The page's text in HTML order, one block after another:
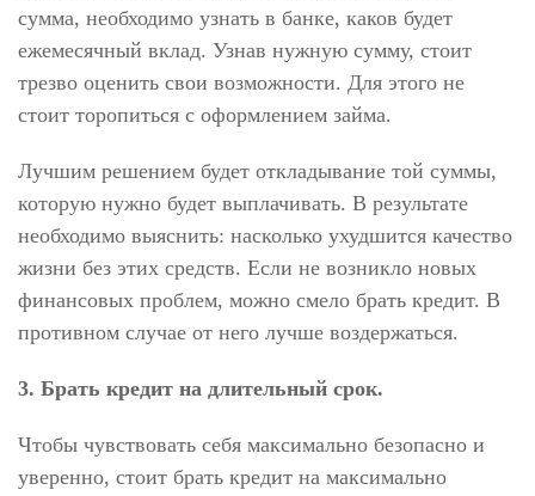
сумма, необходимо узнать в банке, каков будет
ежемесячный вклад. Узнав нужную сумму, стоит
трезво оценить свои возможности. Для этого не
стоит торопиться с оформлением займа.
Лучшим решением будет откладывание той суммы,
которую нужно будет выплачивать. В результате
необходимо выяснить: насколько ухудшится качество
жизни без этих средств. Если не возникло новых
финансовых проблем, можно смело брать кредит. В
противном случае от него лучше воздержаться.
3. Брать кредит на длительный срок.
Чтобы чувствовать себя максимально безопасно и
уверенно, стоит брать кредит на максимально